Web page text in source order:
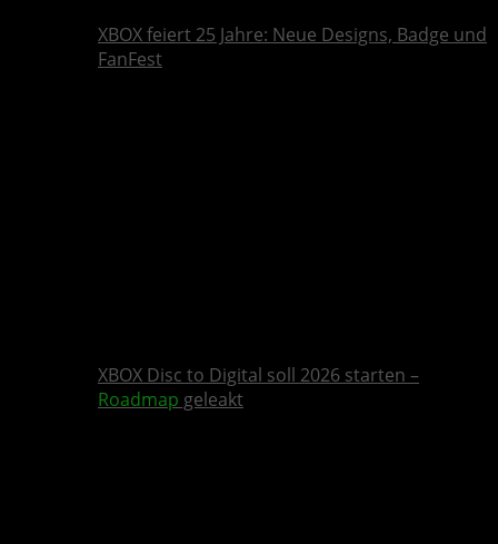
XBOX feiert 25 Jahre: Neue Designs, Badge und
FanFest
XBOX Disc to Digital soll 2026 starten –
Roadmap geleakt